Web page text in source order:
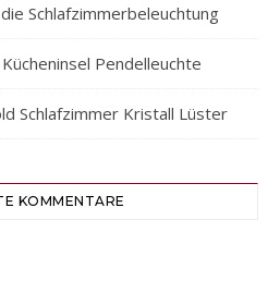
Schlafzimmerbeleuchtung
Pendelleuchte
Schlafzimmer Kristall Lüster
KOMMENTARE